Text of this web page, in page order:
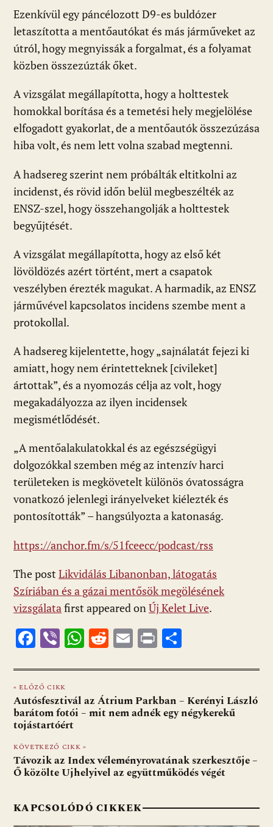
Ezenkívül egy páncélozott D9-es buldózer
letaszította a mentőautókat és más járműveket az
útról, hogy megnyissák a forgalmat, és a folyamat
közben összezúzták őket.
A vizsgálat megállapította, hogy a holttestek
homokkal borítása és a temetési hely megjelölése
elfogadott gyakorlat, de a mentőautók összezúzása
hiba volt, és nem lett volna szabad megtenni.
A hadsereg szerint nem próbálták eltitkolni az
incidenst, és rövid időn belül megbeszélték az
ENSZ-szel, hogy összehangolják a holttestek
begyűjtését.
A vizsgálat megállapította, hogy az első két
lövöldözés azért történt, mert a csapatok
veszélyben érezték magukat. A harmadik, az ENSZ
járművével kapcsolatos incidens szembe ment a
protokollal.
A hadsereg kijelentette, hogy „sajnálatát fejezi ki
amiatt, hogy nem érintetteknek [civileket]
ártottak”, és a nyomozás célja az volt, hogy
megakadályozza az ilyen incidensek
megismétlődését.
„A mentőalakulatokkal és az egészségügyi
dolgozókkal szemben még az intenzív harci
területeken is megkövetelt különös óvatosságra
vonatkozó jelenlegi irányelveket kiélezték és
pontosították” – hangsúlyozta a katonaság.
https://anchor.fm/s/51fceecc/podcast/rss
The post Likvidálás Libanonban, látogatás
Szíriában és a gázai mentősök megölésének
vizsgálatafirst appeared onÚj Kelet Live.
F
e
b
o
o
k
Vi
er
W
at
s
A
p
R
d
di
t
E
ai
l
Pr
t za
m
e
« ELŐZŐ CIKK
Autósfesztivál az Átrium Parkban – Kerényi László
barátom fotói – mit nem adnék egy négykerekű
tojástartóért
KÖVETKEZŐ CIKK »
Távozik az Index véleményrovatának szerkesztője –
Ő közölte Ujhelyivel az együttműködés végét
KAPCSOLÓDÓ CIKKEK